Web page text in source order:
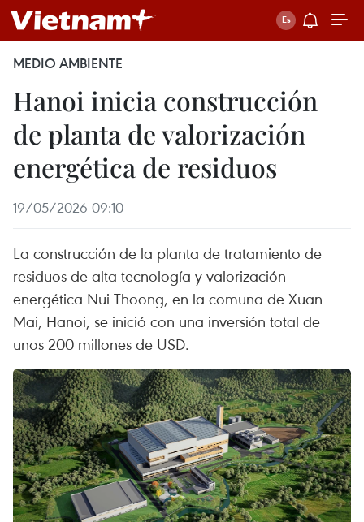
MEDIO AMBIENTE
Hanoi inicia construcción
de planta de valorización
energética de residuos
19/05/2026 09:10
La construcción de la planta de tratamiento de
residuos de alta tecnología y valorización
energética Nui Thoong, en la comuna de Xuan
Mai, Hanoi, se inició con una inversión total de
unos 200 millones de USD.